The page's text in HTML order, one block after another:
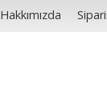
Hakkımızda